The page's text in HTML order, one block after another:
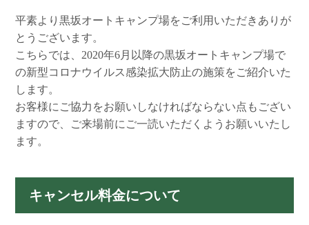
平素より黒坂オートキャンプ場をご利用いただきありが
とうございます。
こちらでは、2020年6月以降の黒坂オートキャンプ場で
の新型コロナウイルス感染拡大防止の施策をご紹介いた
します。
お客様にご協力をお願いしなければならない点もござい
ますので、ご来場前にご一読いただくようお願いいたし
ます。
キャンセル料金について